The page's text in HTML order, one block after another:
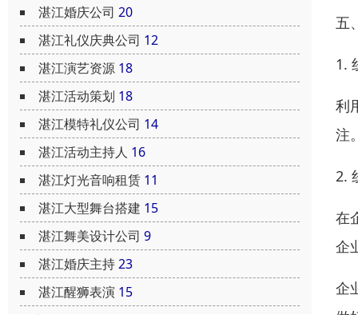
湛江婚庆公司 20
湛江礼仪庆典公司 12
湛江演艺资源 18
湛江活动策划 18
湛江模特礼仪公司 14
湛江活动主持人 16
湛江灯光音响租赁 11
湛江大型舞台搭建 15
湛江舞美设计公司 9
湛江婚庆主持23
湛江醒狮表演 15
五
1.
利
注
2.
在
企
企